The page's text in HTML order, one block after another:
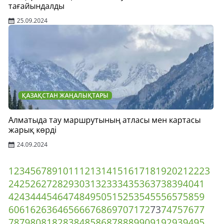
тағайындалды
25.09.2024
ҚАЗАҚСТАН ЖАҢАЛЫҚТАРЫ
Алматыда тау маршрутының атласы мен картасы
жарық көрді
24.09.2024
1234567891011 121314151617181920212223
242526272829303132333435363738394041
424344454647484950515253545556575859
606162636465666768697071727374757677